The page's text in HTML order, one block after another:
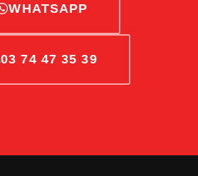
WHATSAPP
03 74 47 35 39